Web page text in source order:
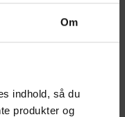
Om
indhold, så du
produkter og
er blød og
indtage - selv
for